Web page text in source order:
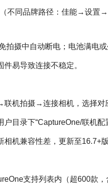
（不同品牌路径：佳能→设
拍摄中自动断电；电池满电或
易导致连接不稳定。
机拍摄→连接相机，选择对
目录下“CaptureOne/联机配
机兼容性差，更新至16.7+
支持列表内（超600款